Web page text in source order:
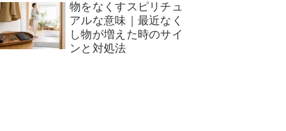
物をなくすスピリチュ
アルな意味｜最近なく
し物が増えた時のサイ
ンと対処法